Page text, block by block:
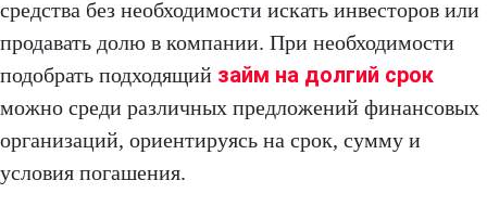
средства без необходимости искать инвесторов или
продавать долю в компании. При необходимости
подобрать подходящий займ на долгий срок
можно среди различных предложений финансовых
организаций, ориентируясь на срок, сумму и
условия погашения.